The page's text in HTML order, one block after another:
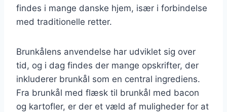
findes i mange danske hjem, især i forbindelse
med traditionelle retter.
Brunkålens anvendelse har udviklet sig over
tid, og i dag findes der mange opskrifter, der
inkluderer brunkål som en central ingrediens.
Fra brunkål med flæsk til brunkål med bacon
og kartofler, er der et væld af muligheder for at